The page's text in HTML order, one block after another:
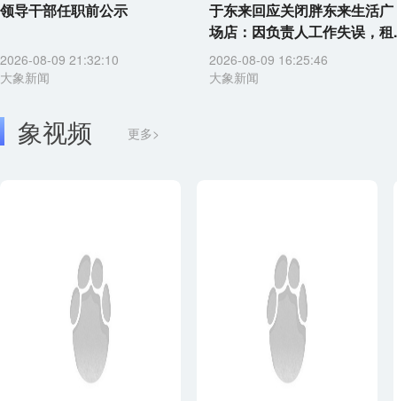
领导干部任职前公示
2026-08-09 21:32:10
大象新闻
于东来回应关闭胖东来生活广
场店：因负责人工作失误，租
2026-08-09 16:25:46
大象新闻
象视频 更多>